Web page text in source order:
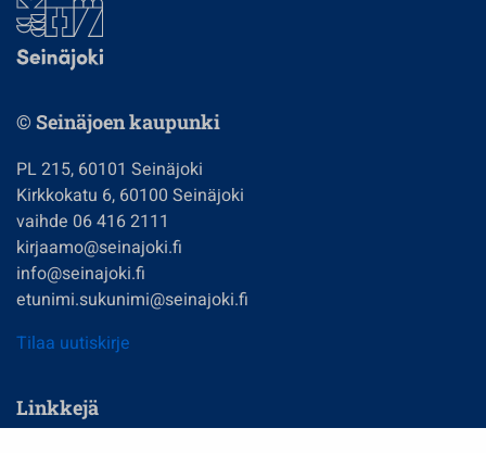
© Seinäjoen kaupunki
PL 215, 60101 Seinäjoki
Kirkkokatu 6, 60100 Seinäjoki
vaihde 06 416 2111
kirjaamo@seinajoki.fi
info@seinajoki.fi
etunimi.sukunimi@seinajoki.fi
Tilaa uutiskirje
Linkkejä